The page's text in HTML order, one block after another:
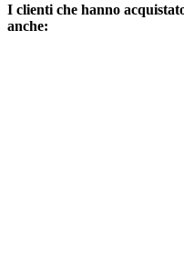
I clienti che hanno
anche: